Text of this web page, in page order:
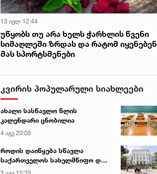
13 ივლ 12:44
უწყობს თუ არა ხელს ჭარხლის წვენი
სიმაღლეში ზრდას და რატომ იყენებენ
მას სპორტსმენები
კვირის პოპულარული სიახლეები
ახალი სასწავლო წლის
კალენდარი ცნობილია
4 აგვ 20:05
როდის დაიწყება სწავლა
საქართველოს სახელმწიფო და
კერძო უნივერსიტეტებში